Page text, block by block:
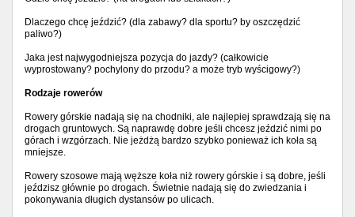
Dlaczego chcę jeździć? (dla zabawy? dla sportu? by oszczędzić
paliwo?)
Jaka jest najwygodniejsza pozycja do jazdy? (całkowicie
wyprostowany? pochylony do przodu? a może tryb wyścigowy?)
Rodzaje rowerów
Rowery górskie nadają się na chodniki, ale najlepiej sprawdzają się na
drogach gruntowych. Są naprawdę dobre jeśli chcesz jeździć nimi po
górach i wzgórzach. Nie jeżdżą bardzo szybko ponieważ ich koła są
mniejsze.
Rowery szosowe mają węższe koła niż rowery górskie i są dobre, jeśli
jeździsz głównie po drogach. Świetnie nadają się do zwiedzania i
pokonywania długich dystansów po ulicach.